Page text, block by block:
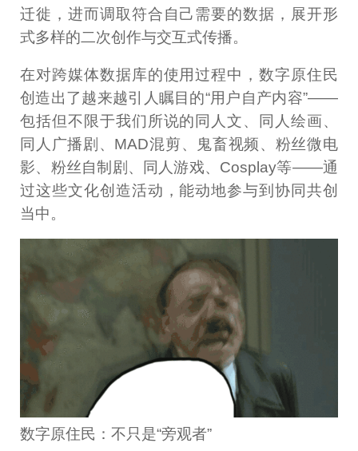
迁徙，进而调取符合自己需要的数据，展开形
式多样的二次创作与交互式传播。
在对跨媒体数据库的使用过程中，数字原住民
创造出了越来越引人瞩目的“用户自产内容”——
包括但不限于我们所说的同人文、同人绘画、
同人广播剧、MAD混剪、鬼畜视频、粉丝微电
影、粉丝自制剧、同人游戏、Cosplay等——通
过这些文化创造活动，能动地参与到协同共创
当中。
数字原住民：不只是“旁观者”